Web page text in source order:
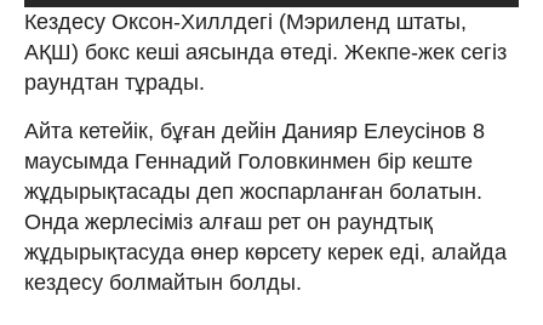
Кездесу Оксон-Хиллдегі (Мэриленд штаты,
АҚШ) бокс кеші аясында өтеді. Жекпе-жек сегіз
раундтан тұрады.
Айта кетейік, бұған дейін Данияр Елеусінов 8
маусымда Геннадий Головкинмен бір кеште
жұдырықтасады деп жоспарланған болатын.
Онда жерлесіміз алғаш рет он раундтық
жұдырықтасуда өнер көрсету керек еді, алайда
кездесу болмайтын болды.